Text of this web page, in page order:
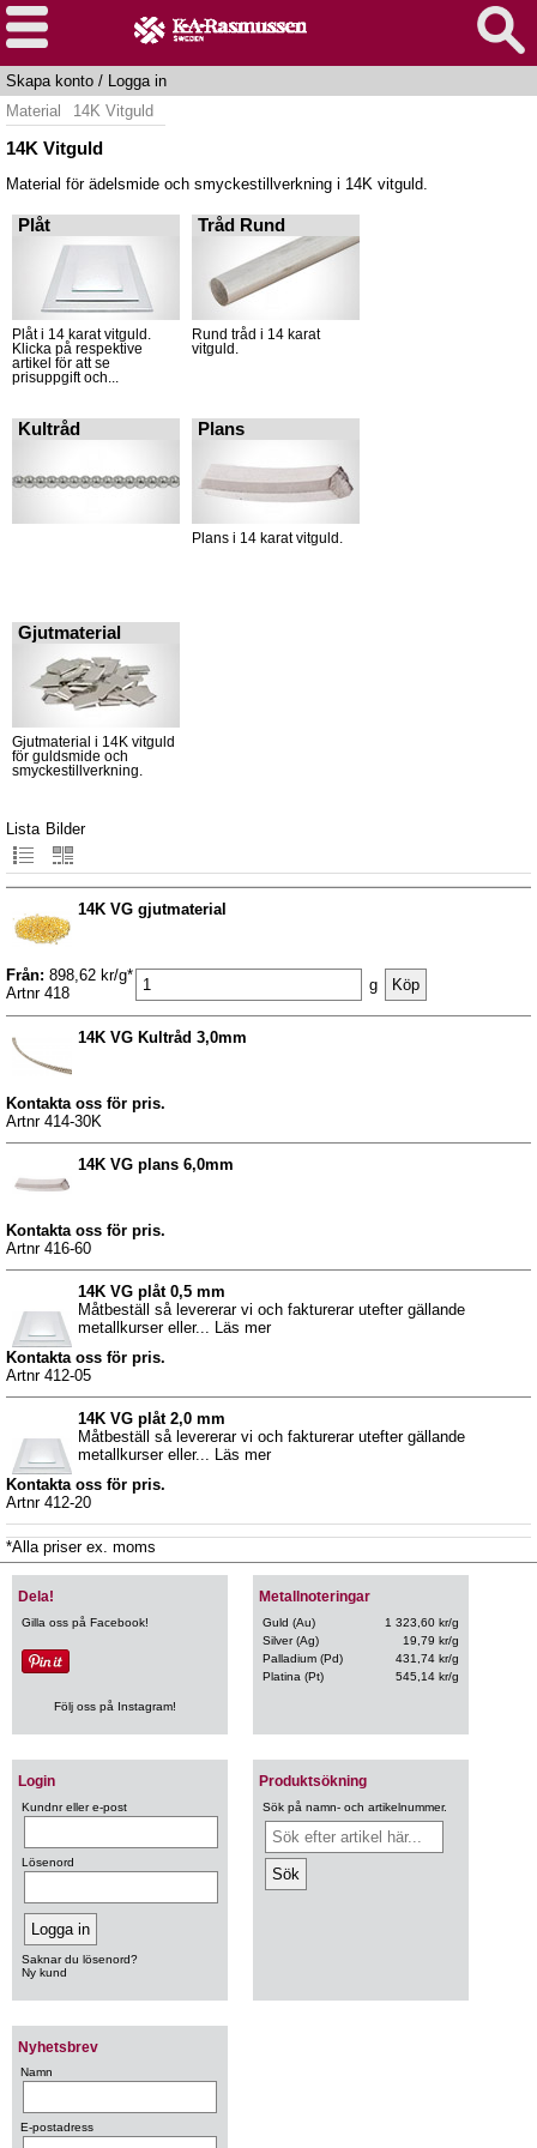
Skapa konto / Logga in
Material
14K Vitguld
14K Vitguld
Material för ädelsmide och smyckestillverkning i 14K vitguld.
Plåt
Plåt i 14 karat vitguld.
Klicka på respektive
artikel för att se
prisuppgift och...
Tråd Rund
Rund tråd i 14 karat
vitguld.
Kultråd Plans
Plans i 14 karat vitguld.
Gjutmaterial
Gjutmaterial i 14K vitguld
för guldsmide och
smyckestillverkning.
Lista Bilder
14K VG gjutmaterial
Från: 898,62 kr/g*
Artnr 418
g
14K VG Kultråd 3,0mm
Kontakta oss för pris.
Artnr 414-30K
14K VG plans 6,0mm
Kontakta oss för pris.
Artnr 416-60
14K VG plåt 0,5 mm
Måtbeställ så levererar vi och fakturerar utefter gällande
metallkurser eller... Läs mer
Kontakta oss för pris.
Artnr 412-05
14K VG plåt 2,0 mm
Måtbeställ så levererar vi och fakturerar utefter gällande
metallkurser eller... Läs mer
Kontakta oss för pris.
Artnr 412-20
*Alla priser ex. moms
Metallnoteringar
Guld (Au)
1 323,60 kr/g
Silver (Ag)
19,79 kr/g
Palladium (Pd)
431,74 kr/g
Platina (Pt)
545,14 kr/g
Login
Kundnr eller e-post
Lösenord
Saknar du lösenord?
Ny kund
Produktsökning
Sök på namn- och artikelnummer.
Nyhetsbrev
Namn
E-postadress
Dela!
Gilla oss på Facebook!
Följ oss på Instagram!